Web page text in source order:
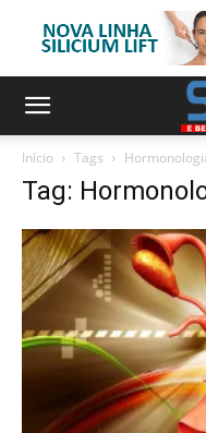
Início Tags
Tag: